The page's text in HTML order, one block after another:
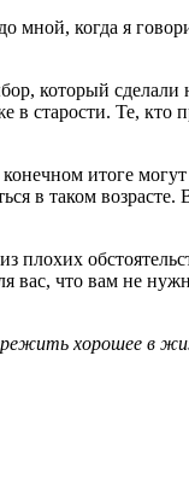
мной, когда я
который
в старости. Те,
итоге
в таком
что вам не
хорошее в